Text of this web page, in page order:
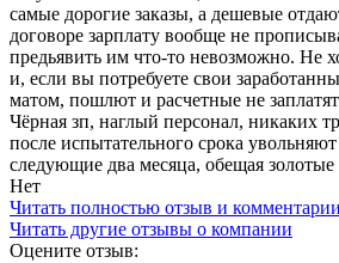
самые дорогие заказы, а дешевые
договоре зарплату вообще не
предьявить им что-то невозможно. Не
и, если вы потребуете свои
матом, пошлют и расчетные не
Чёрная зп, наглый персонал, никаких
после испытательного срока
следующие два месяца, обещая
Нет
Читать полностью отзыв и комментарии
Читать другие отзывы о компании
Оцените отзыв: